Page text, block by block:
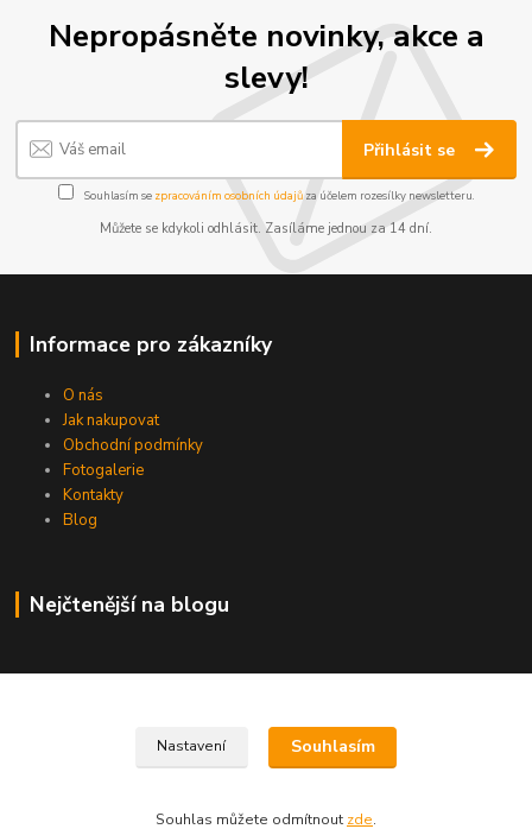
Nepropásněte novinky, akce a
slevy!
Přihlásit se
Souhlasím se zpracováním osobních údajůza účelem rozesílky newsletteru.
Můžete se kdykoli odhlásit. Zasíláme jednou za 14 dní.
Informace pro zákazníky
O nás
Jak nakupovat
Obchodní podmínky
Fotogalerie
Kontakty
Blog
Nejčtenější na blogu
Nastavení Souhlasím
Souhlas můžete odmítnout zde.